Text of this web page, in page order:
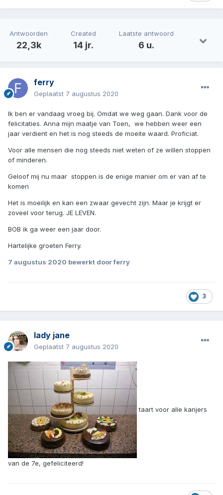
Antwoorden
22,3k
Created
14 jr.
Laatste antwoord
6 u.
ferry
Geplaatst 7 augustus 2020
Ik ben er vandaag vroeg bij. Omdat we weg gaan. Dank voor de
felicitaties. Anna mijn maatje van Toen, we hebben weer een
jaar verdient en het is nog steeds de moeite waard. Proficiat.
Voor alle mensen die nog steeds niet weten of ze willen stoppen
of minderen.
Geloof mij nu maar stoppen is de enige manier om er van af te
komen
Het is moeilijk en kan een zwaar gevecht zijn. Maar je krijgt er
zoveel voor terug. JE LEVEN.
BOB ik ga weer een jaar door.
Hartelijke groeten Ferry.
7 augustus 2020 bewerkt door ferry
3
lady jane
Geplaatst 7 augustus 2020
taart voor alle kanjers
van de 7e, gefeliciteerd!